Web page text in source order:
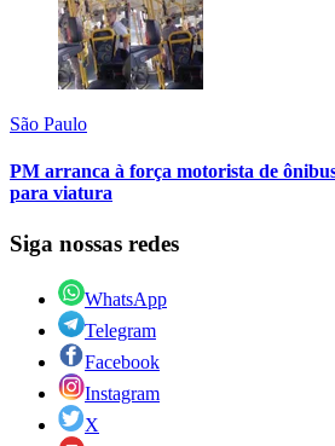
São Paulo
PM arranca à força motorista de
para viatura
Siga nossas redes
WhatsApp
Telegram
Facebook
Instagram
X